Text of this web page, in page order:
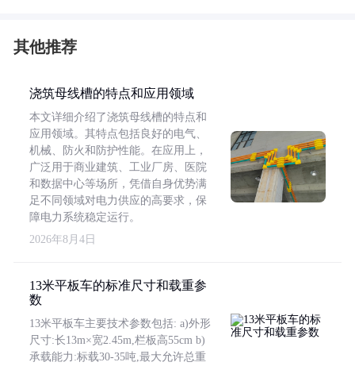
其他推荐
浇筑母线槽的特点和应用领域
本文详细介绍了浇筑母线槽的特点和
应用领域。其特点包括良好的电气、
机械、防火和防护性能。在应用上，
广泛用于商业建筑、工业厂房、医院
和数据中心等场所，凭借自身优势满
足不同领域对电力供应的高要求，保
障电力系统稳定运行。
2026年8月4日
13米平板车的标准尺寸和载重参
数
13米平板车主要技术参数包括: a)外形
尺寸:长13m×宽2.45m,栏板高55cm b)
承载能力:标载30-35吨,最大允许总重